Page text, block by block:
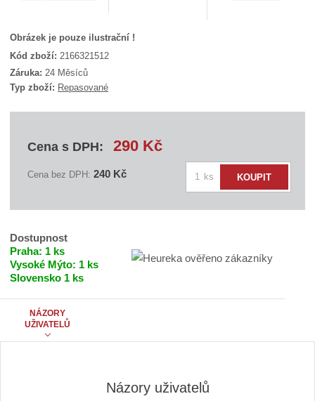
Obrázek je pouze ilustrační !
Kód zboží:2166321512
K
ó
d
C
R
e
p
o
Záruka: 24 Měsíců
Typ zboží: Repasované
Cena s DPH: 290 Kč
Cena bez DPH: 240 Kč
p
ks KOUPIT
Dostupnost
Praha: 1 ks
Vysoké Mýto: 1 ks
Slovensko 1 ks
NÁZORY
UŽIVATELŮ
Názory uživatelů